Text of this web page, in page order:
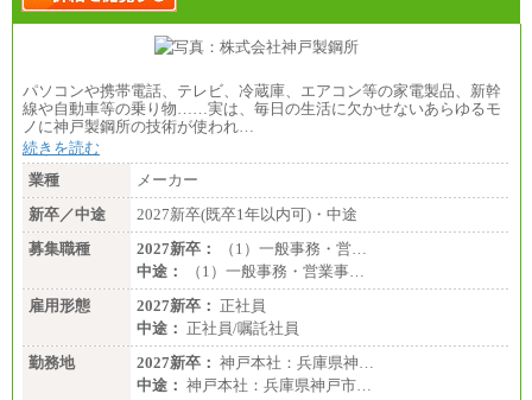
パソコンや携帯電話、テレビ、冷蔵庫、エアコン等の家電製品、新幹
線や自動車等の乗り物……実は、毎日の生活に欠かせないあらゆるモ
ノに神戸製鋼所の技術が使われ…
続きを読む
業種
メーカー
新卒／中途
2027新卒(既卒1年以内可)・中途
募集職種
2027新卒：
（1）一般事務・営…
中途：
（1）一般事務・営業事…
雇用形態
2027新卒： 正社員
中途： 正社員/嘱託社員
勤務地
2027新卒： 神戸本社：兵庫県神…
中途： 神戸本社：兵庫県神戸市…